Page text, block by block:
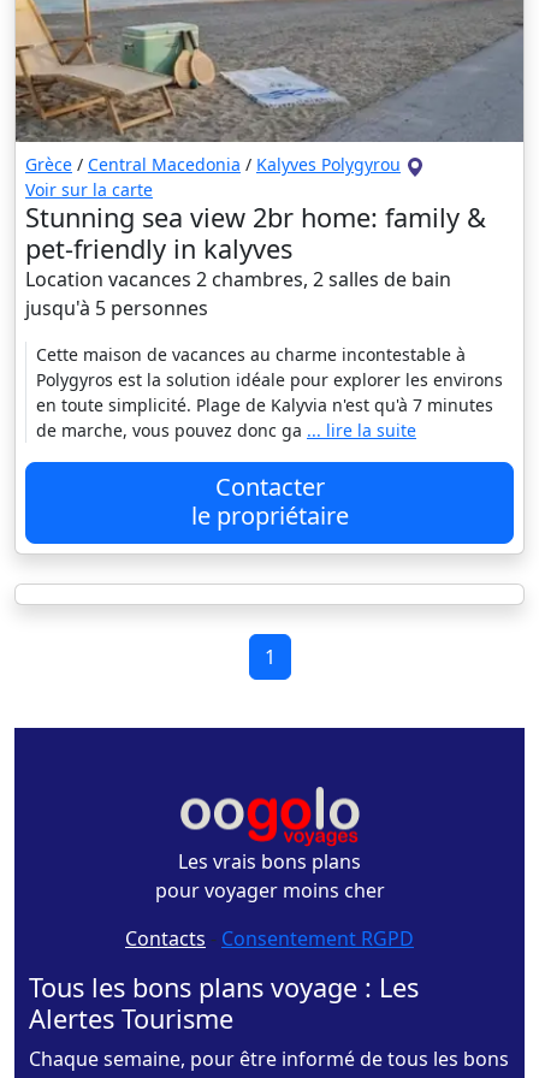
Grèce / Central Μacedonia / Kalyves Polygyrou
Voir sur la carte
Stunning sea view 2br home: family &
pet-friendly in kalyves
Location vacances 2 chambres, 2 salles de bain
jusqu'à 5 personnes
Cette maison de vacances au charme incontestable à
Polygyros est la solution idéale pour explorer les environs
en toute simplicité. Plage de Kalyvia n'est qu'à 7 minutes
de marche, vous pouvez donc ga ... lire la suite
Contacter
le propriétaire
1
Les vrais bons plans
pour voyager moins cher
Contacts - Consentement RGPD
Tous les bons plans voyage : Les
Alertes Tourisme
Chaque semaine, pour être informé de tous les bons